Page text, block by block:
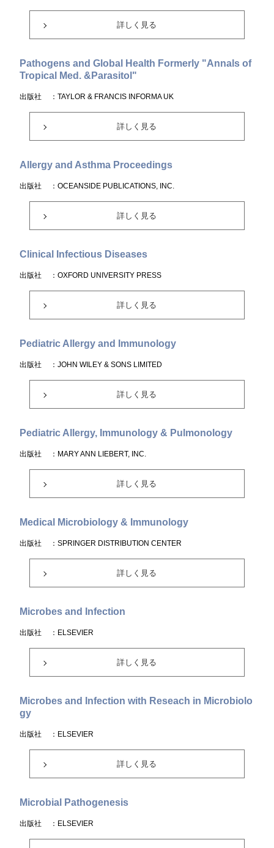
詳しく見る
Pathogens and Global Health Formerly "Annals of
Tropical Med. &Parasitol"
出版社 ：TAYLOR & FRANCIS INFORMA UK
詳しく見る
Allergy and Asthma Proceedings
出版社 ：OCEANSIDE PUBLICATIONS, INC.
詳しく見る
Clinical Infectious Diseases
出版社 ：OXFORD UNIVERSITY PRESS
詳しく見る
Pediatric Allergy and Immunology
出版社 ：JOHN WILEY & SONS LIMITED
詳しく見る
Pediatric Allergy, Immunology & Pulmonology
出版社 ：MARY ANN LIEBERT, INC.
詳しく見る
Medical Microbiology & Immunology
出版社 ：SPRINGER DISTRIBUTION CENTER
詳しく見る
Microbes and Infection
出版社 ：ELSEVIER
詳しく見る
Microbes and Infection with Reseach in Microbiolo
gy
出版社 ：ELSEVIER
詳しく見る
Microbial Pathogenesis
出版社 ：ELSEVIER